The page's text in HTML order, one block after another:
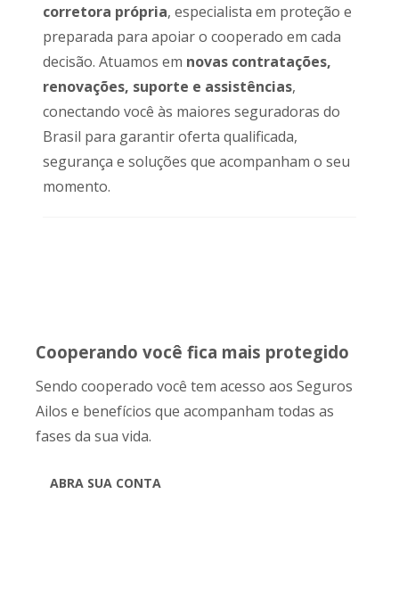
corretora própria, especialista em proteção e
preparada para apoiar o cooperado em cada
decisão. Atuamos em novas contratações,
renovações, suporte e assistências,
conectando você às maiores seguradoras do
Brasil para garantir oferta qualificada,
segurança e soluções que acompanham o seu
momento.
Cooperando você fica mais protegido
Sendo cooperado você tem acesso aos Seguros
Ailos e benefícios que acompanham todas as
fases da sua vida.
ABRA SUA CONTA